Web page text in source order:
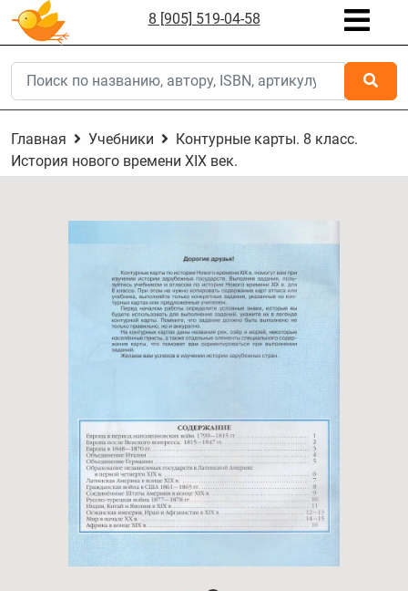
8 [905] 519-04-58
Главная Учебники
Контурные карты. 8 класс.
История нового времени XIX век.